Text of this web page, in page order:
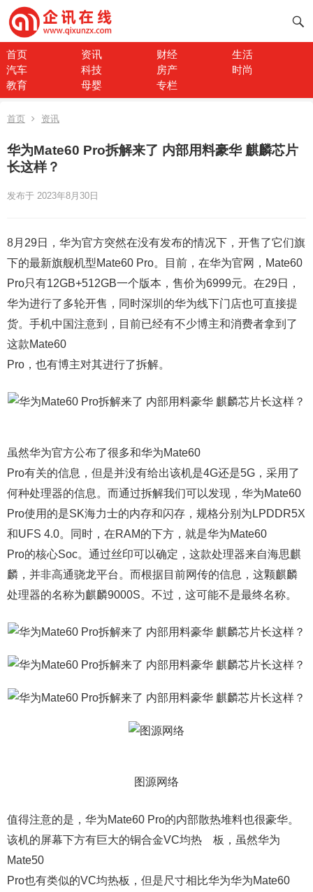
首页 资讯 财经
生活
汽车
科技 房产
时尚
教育
母婴 专栏
首页 资讯
华为Mate60 Pro拆解来了 内部用料豪华 麒麟芯片
长这样？
发布于 2023年8月30日
8月29日，华为官方突然在没有发布的情况下，开售了它们旗
下的最新旗舰机型Mate60 Pro。目前，在华为官网，Mate60
Pro只有12GB+512GB一个版本，售价为6999元。在29日，
华为进行了多轮开售，同时深圳的华为线下门店也可直接提
货。手机中国注意到，目前已经有不少博主和消费者拿到了
这款Mate60
Pro，也有博主对其进行了拆解。
虽然华为官方公布了很多和华为Mate60
Pro有关的信息，但是并没有给出该机是4G还是5G，采用了
何种处理器的信息。而通过拆解我们可以发现，华为Mate60
Pro使用的是SK海力士的内存和闪存，规格分别为LPDDR5X
和UFS 4.0。同时，在RAM的下方，就是华为Mate60
Pro的核心Soc。通过丝印可以确定，这款处理器来自海思麒
麟，并非高通骁龙平台。而根据目前网传的信息，这颗麒麟
处理器的名称为麒麟9000S。不过，这可能不是最终名称。
图源网络
值得注意的是，华为Mate60 Pro的内部散热堆料也很豪华。
该机的屏幕下方有巨大的铜合金VC均热 板，虽然华为
Mate50
Pro也有类似的VC均热板，但是尺寸相比华为华为Mate60